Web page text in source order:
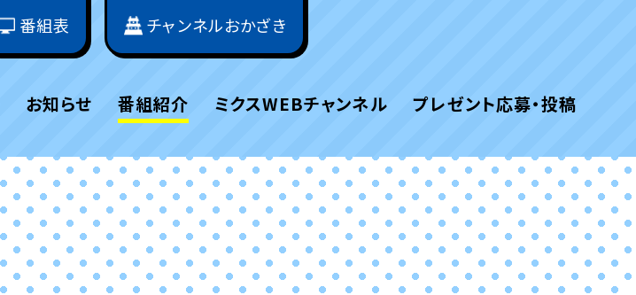
番組表 チャンネルおかざき
お知らせ 番組紹介 ミクスWEBチャンネル プレゼント応募・投稿